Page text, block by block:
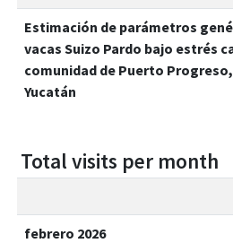
Estimación de parámetros
vacas Suizo Pardo bajo estrés
comunidad de Puerto
Yucatán
Total visits per month
febrero 2026